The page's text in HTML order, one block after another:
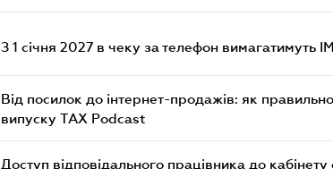
З 1 січня 2027 в чеку за телефон вимагатимуть
Від посилок до інтернет-продажів: як
випуску TAX Podcast
Доступ відповідального працівника до